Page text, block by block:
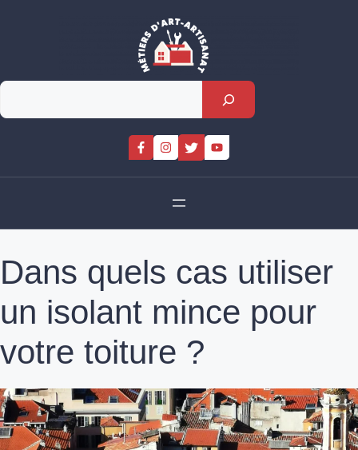
Rechercher
Dans quels cas utiliser
un isolant mince pour
votre toiture ?